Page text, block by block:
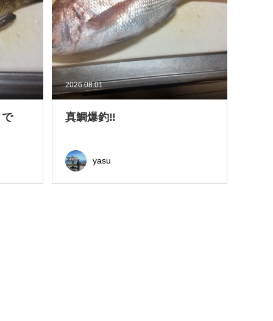
2026.08.01
真鯛爆釣‼
yasu